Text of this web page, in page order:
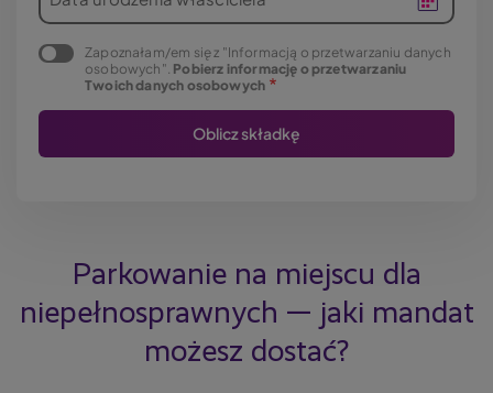
Zapoznałam/em się z "Informacją o przetwarzaniu danych
osobowych". Pobierz informację o przetwarzaniu
Twoich danych osobowych
Parkowanie na miejscu dla
niepełnosprawnych — jaki mandat
możesz dostać?